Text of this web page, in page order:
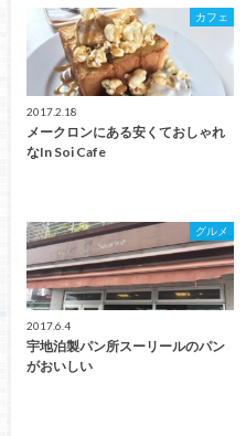
カフェ
2017.2.18
メークロンにある安くておしゃれ
なIn Soi Cafe
グルメ
2017.6.4
宇地泊製パン所スーリールのパン
がおいしい